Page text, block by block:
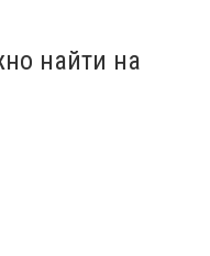
найти на